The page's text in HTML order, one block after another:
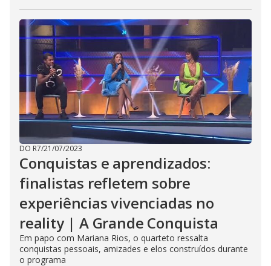
DO R7/21/07/2023
Conquistas e aprendizados:
finalistas refletem sobre
experiências vivenciadas no
reality | A Grande Conquista
Em papo com Mariana Rios, o quarteto ressalta
conquistas pessoais, amizades e elos construídos durante
o programa